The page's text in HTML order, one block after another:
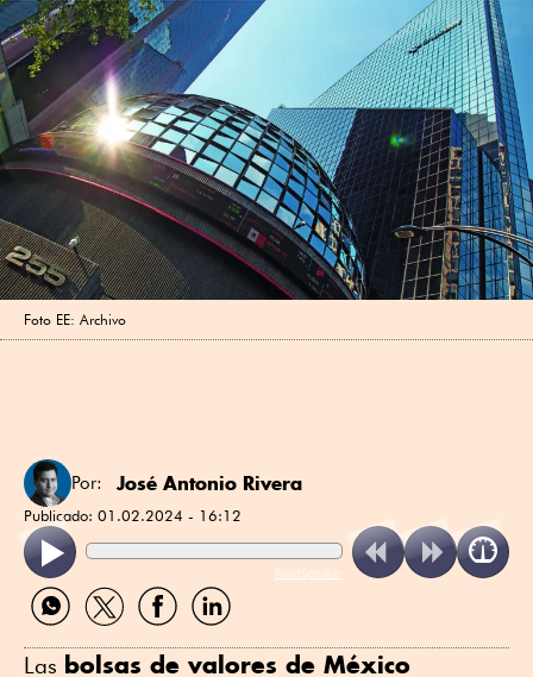
Foto EE: Archivo
Por: José Antonio Rivera
Publicado: 01.02.2024 - 16:12
ReadSpeaker
Compartir
por
Compartir
por
Compartir
por
Compartir
por
Las bolsas de valores de México